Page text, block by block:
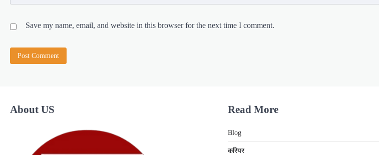
Save my name, email, and website in this browser for the next time I comment.
About US Read More
Blog
करियर